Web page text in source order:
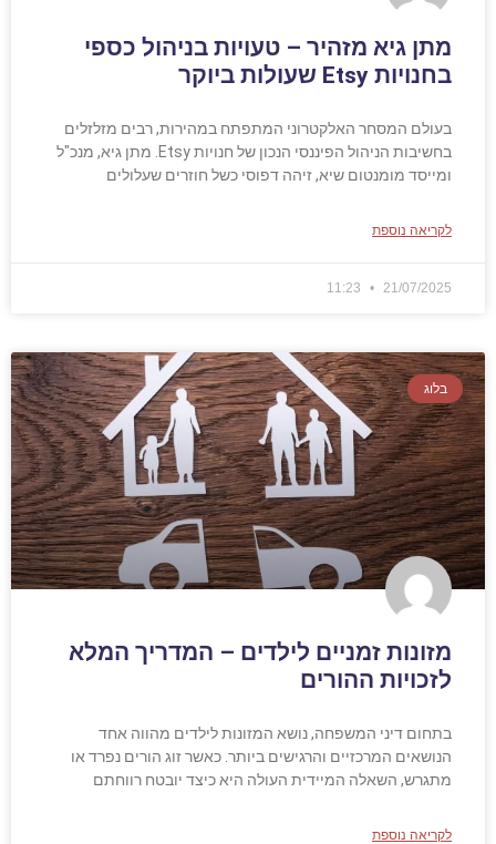
מתן גיא מזהיר – טעויות בניהול כספי
בחנויות Etsy שעולות ביוקר
בעולם המסחר האלקטרוני המתפתח במהירות, רבים מזלזלים
בחשיבות הניהול הפיננסי הנכון של חנויות Etsy. מתן גיא, מנכ"ל
ומייסד מומנטום שיא, זיהה דפוסי כשל חוזרים שעלולים
לקריאה נוספת
21/07/2025
בלוג
מזונות זמניים לילדים – המדריך המלא
לזכויות ההורים
בתחום דיני המשפחה, נושא המזונות לילדים מהווה אחד
הנושאים המרכזיים והרגישים ביותר. כאשר זוג הורים נפרד או
מתגרש, השאלה המיידית העולה היא כיצד יובטח רווחתם
לקריאה נוספת